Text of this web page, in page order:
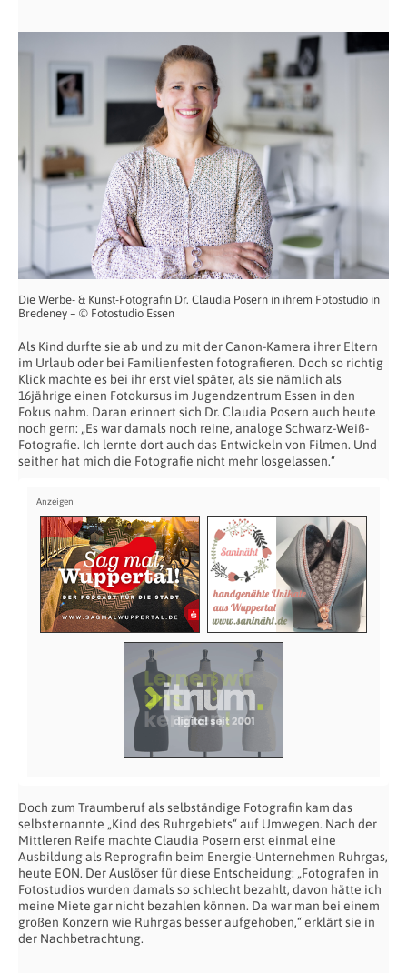
Die Werbe- & Kunst-Fotografin Dr. Claudia Posern in ihrem Fotostudio in
Bredeney – © Fotostudio Essen
Als Kind durfte sie ab und zu mit der Canon-Kamera ihrer Eltern
im Urlaub oder bei Familienfesten fotografieren. Doch so richtig
Klick machte es bei ihr erst viel später, als sie nämlich als
16jährige einen Fotokursus im Jugendzentrum Essen in den
Fokus nahm. Daran erinnert sich Dr. Claudia Posern auch heute
noch gern: „Es war damals noch reine, analoge Schwarz-Weiß-
Fotografie. Ich lernte dort auch das Entwickeln von Filmen. Und
seither hat mich die Fotografie nicht mehr losgelassen.“
Doch zum Traumberuf als selbständige Fotografin kam das
selbsternannte „Kind des Ruhrgebiets“ auf Umwegen. Nach der
Mittleren Reife machte Claudia Posern erst einmal eine
Ausbildung als Reprografin beim Energie-Unternehmen Ruhrgas,
heute EON. Der Auslöser für diese Entscheidung: „Fotografen in
Fotostudios wurden damals so schlecht bezahlt, davon hätte ich
meine Miete gar nicht bezahlen können. Da war man bei einem
großen Konzern wie Ruhrgas besser aufgehoben,“ erklärt sie in
der Nachbetrachtung.